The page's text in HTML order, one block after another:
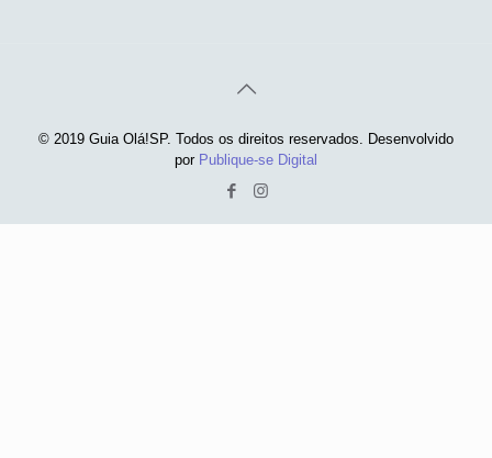
© 2019 Guia Olá!SP. Todos os direitos reservados. Desenvolvido
por Publique-se Digital